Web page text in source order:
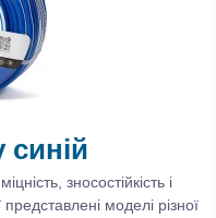
зносостійкість і
представлені моделі різної